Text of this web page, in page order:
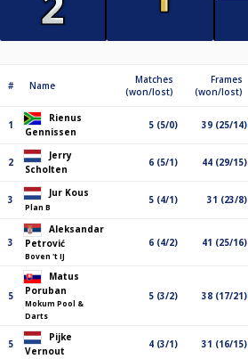
# Name
Matches
(won/lost)
Frames
(won/lost)
1
Rienus
Gennissen
5 (5/0) 39 (25/14)
2
Jerry
Scholten
6 (5/1) 44 (29/15)
3
Jur Kous
Plan B
5 (4/1) 31 (23/8)
3
Aleksandar
Petrović
Boven 't IJ
6 (4/2) 41 (25/16)
5
Matus
Poruban
Mokum Pool &
Darts
5 (3/2) 38 (17/21)
5
Pijke
Vernout
4 (3/1) 31 (16/15)